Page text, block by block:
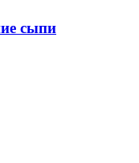
сыпи